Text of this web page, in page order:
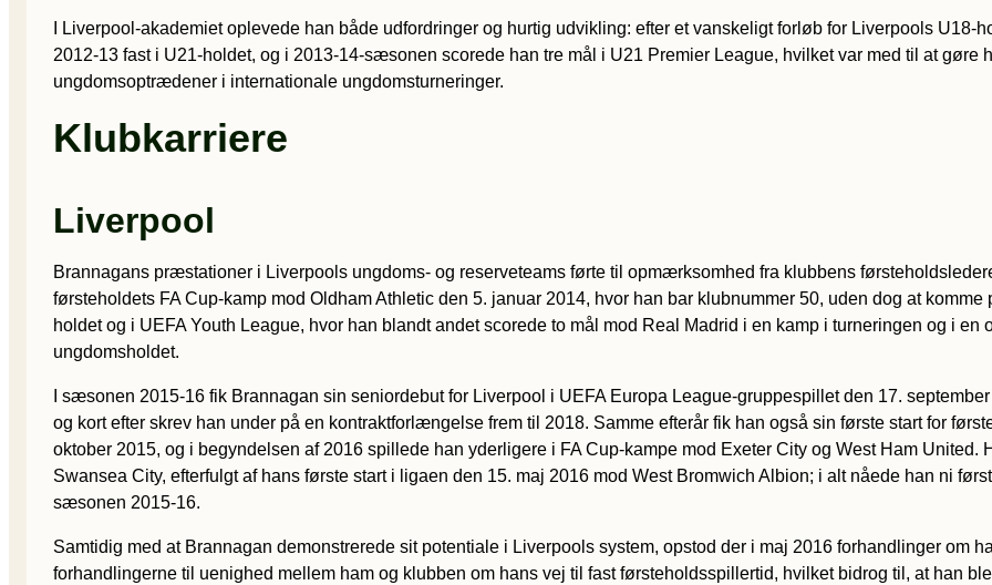
I Liverpool-akademiet oplevede han både udfordringer og hurtig udvikling: efter et vanskeligt forløb for Liverpools
2012-13 fast i U21-holdet, og i 2013-14-sæsonen scorede han tre mål i U21 Premier League, hvilket var med til at gøre
ungdomsoptrædener i internationale ungdomsturneringer.
Klubkarriere
Liverpool
Brannagans præstationer i Liverpools ungdoms- og reserveteams førte til opmærksomhed fra klubbens
førsteholdets FA Cup-kamp mod Oldham Athletic den 5. januar 2014, hvor han bar klubnummer 50, uden dog at
holdet og i UEFA Youth League, hvor han blandt andet scorede to mål mod Real Madrid i en kamp i turneringen og i
ungdomsholdet.
I sæsonen 2015-16 fik Brannagan sin seniordebut for Liverpool i UEFA Europa League-gruppespillet den 17.
og kort efter skrev han under på en kontraktforlængelse frem til 2018. Samme efterår fik han også sin første start for
oktober 2015, og i begyndelsen af 2016 spillede han yderligere i FA Cup-kampe mod Exeter City og West Ham United.
Swansea City, efterfulgt af hans første start i ligaen den 15. maj 2016 mod West Bromwich Albion; i alt nåede han ni
sæsonen 2015-16.
Samtidig med at Brannagan demonstrerede sit potentiale i Liverpools system, opstod der i maj 2016 forhandlinger om
forhandlingerne til uenighed mellem ham og klubben om hans vej til fast førsteholdsspillertid, hvilket bidrog til, at han